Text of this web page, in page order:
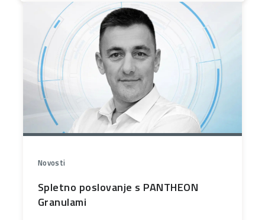
Novosti
Spletno poslovanje s PANTHEON
Granulami